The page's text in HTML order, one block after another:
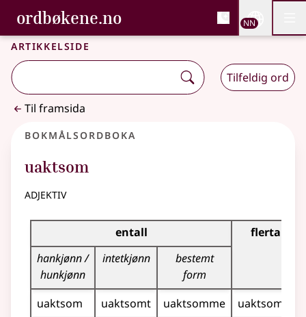
Gå til hovudinnhald
Tilgjenge
ordbøkene.no, Bokmålsordboka og
Bokmålsordboka og Nynorskordboka
NN
Artikkelside
Tilfeldig ord
Til framsida
Bokmålsordboka
uaktsom
adjektiv
Bøyingstabell for dette adjektivet
entall
flertall
hankjønn /
hunkjønn
intetkjønn
bestemt
form
uaktsom
uaktsomt uaktsomme uaktsomme